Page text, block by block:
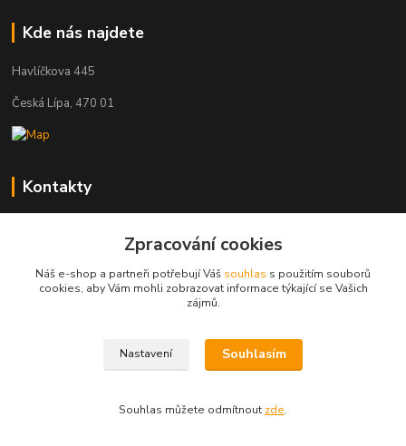
Kde nás najdete
Havlíčkova 445
Česká Lípa, 470 01
Kontakty
+420 603 823 376
pelant@cgastro.cz
Zpracování cookies
Náš e-shop a partneři potřebují Váš souhlas s použitím souborů
cookies, aby Vám mohli zobrazovat informace týkající se Vašich
zájmů.
Nastavení Souhlasím
Souhlas můžete odmítnout zde.